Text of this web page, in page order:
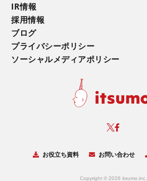
IR情報
採用情報
ブログ
プライバシーポリシー
ソーシャルメディアポリシー
お役立ち資料 お問い合わせ
Copyright © 2026 itsumo.inc.